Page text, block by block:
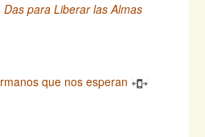
para Liberar las Almas
que nos esperan